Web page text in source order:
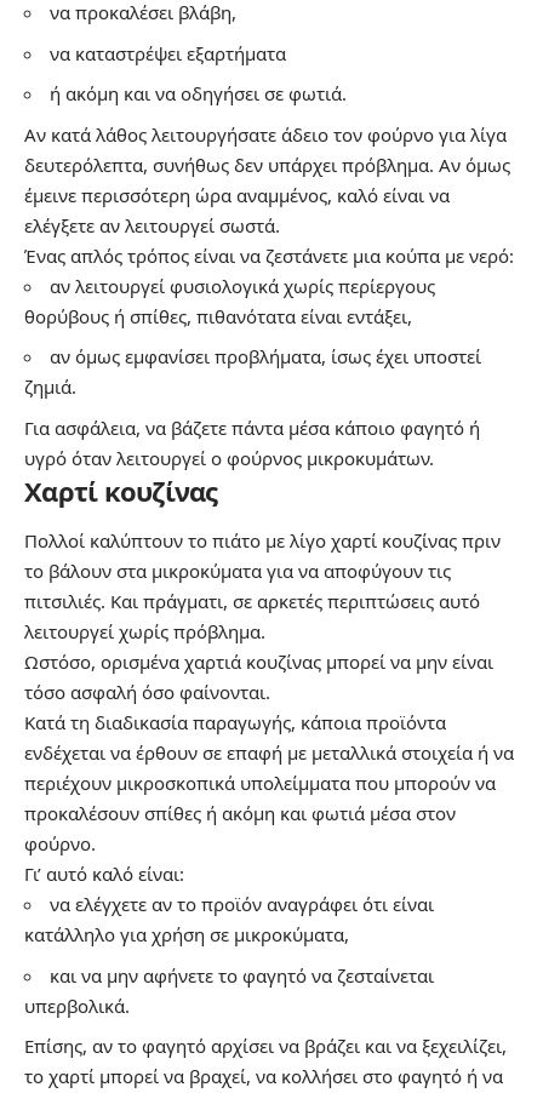
να προκαλέσει βλάβη,
να καταστρέψει εξαρτήματα
ή ακόμη και να οδηγήσει σε φωτιά.
Αν κατά λάθος λειτουργήσατε άδειο τον φούρνο για λίγα
δευτερόλεπτα, συνήθως δεν υπάρχει πρόβλημα. Αν όμως
έμεινε περισσότερη ώρα αναμμένος, καλό είναι να
ελέγξετε αν λειτουργεί σωστά.
Ένας απλός τρόπος είναι να ζεστάνετε μια κούπα με νερό:
αν λειτουργεί φυσιολογικά χωρίς περίεργους
θορύβους ή σπίθες, πιθανότατα είναι εντάξει,
αν όμως εμφανίσει προβλήματα, ίσως έχει υποστεί
ζημιά.
Για ασφάλεια, να βάζετε πάντα μέσα κάποιο φαγητό ή
υγρό όταν λειτουργεί ο φούρνος μικροκυμάτων.
Χαρτί κουζίνας
Πολλοί καλύπτουν το πιάτο με λίγο χαρτί κουζίνας πριν
το βάλουν στα μικροκύματα για να αποφύγουν τις
πιτσιλιές. Και πράγματι, σε αρκετές περιπτώσεις αυτό
λειτουργεί χωρίς πρόβλημα.
Ωστόσο, ορισμένα χαρτιά κουζίνας μπορεί να μην είναι
τόσο ασφαλή όσο φαίνονται.
Κατά τη διαδικασία παραγωγής, κάποια προϊόντα
ενδέχεται να έρθουν σε επαφή με μεταλλικά στοιχεία ή να
περιέχουν μικροσκοπικά υπολείμματα που μπορούν να
προκαλέσουν σπίθες ή ακόμη και φωτιά μέσα στον
φούρνο.
Γι’ αυτό καλό είναι:
να ελέγχετε αν το προϊόν αναγράφει ότι είναι
κατάλληλο για χρήση σε μικροκύματα,
και να μην αφήνετε το φαγητό να ζεσταίνεται
υπερβολικά.
Επίσης, αν το φαγητό αρχίσει να βράζει και να ξεχειλίζει,
το χαρτί μπορεί να βραχεί, να κολλήσει στο φαγητό ή να